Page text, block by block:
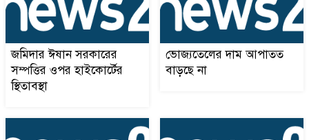
Bangladesh’s Bright Face
on the Global Stage: The
Extraordinary Journey of
Farid Ahammad Rony
শিক্ষার্থীদের জয়
জমিদার ঈষান সরকারের
সম্পত্তির ওপর হাইকোর্টের
স্থিতাবস্থা
ভোজ্যতেলের দাম আপাতত
বাড়ছে না